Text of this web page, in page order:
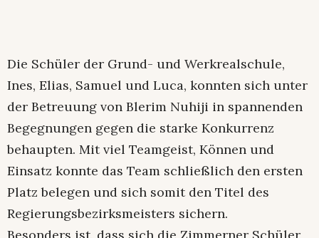
Die Schüler der Grund- und Werkrealschule,
Ines, Elias, Samuel und Luca, konnten sich unter
der Betreuung von Blerim Nuhiji in spannenden
Begegnungen gegen die starke Konkurrenz
behaupten. Mit viel Teamgeist, Können und
Einsatz konnte das Team schließlich den ersten
Platz belegen und sich somit den Titel des
Regierungsbezirksmeisters sichern.
Besonders ist, dass sich die Zimmerner Schüler